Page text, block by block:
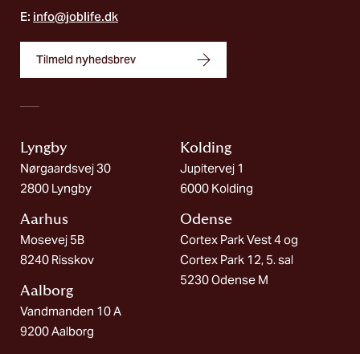
E: info@joblife.dk
Tilmeld nyhedsbrev
Lyngby
Nørgaardsvej 30
2800 Lyngby
Aarhus
Mosevej 5B
8240 Risskov
Aalborg​
Vandmanden 10 A
9200 Aalborg
Kolding​
Jupitervej 1
6000 Kolding
Odense
Cortex Park Vest 4 og
Cortex Park 12, 5. sal
5230 Odense M